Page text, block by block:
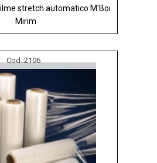
stretch automatico M'Boi
Mirim
Cod.:2106